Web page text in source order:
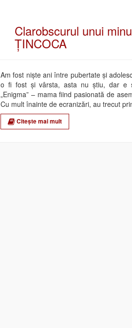
Clarobscurul unui
ȚINCOCA
Am fost niște ani între pubertate și
o fi fost și vârsta, asta nu știu, dar e
„Enigma” – mama fiind pasionată de
Cu mult înainte de ecranizări, au trecut
Citește mai mult